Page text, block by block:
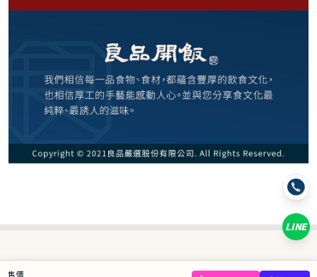
售價
NT$520
− +
LINE